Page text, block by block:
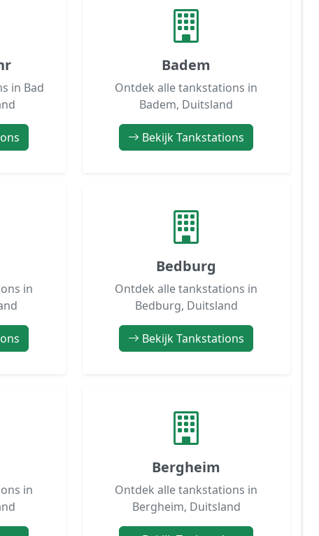
in Bad
Badem
Ontdek alle tankstations in
Badem, Duitsland
Bekijk Tankstations
in
Bedburg
Ontdek alle tankstations in
Bedburg, Duitsland
Bekijk Tankstations
in
Bergheim
Ontdek alle tankstations in
Bergheim, Duitsland